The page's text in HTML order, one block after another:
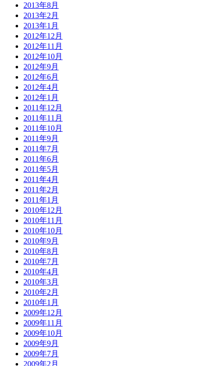
2013年8月
2013年2月
2013年1月
2012年12月
2012年11月
2012年10月
2012年9月
2012年6月
2012年4月
2012年1月
2011年12月
2011年11月
2011年10月
2011年9月
2011年7月
2011年6月
2011年5月
2011年4月
2011年2月
2011年1月
2010年12月
2010年11月
2010年10月
2010年9月
2010年8月
2010年7月
2010年4月
2010年3月
2010年2月
2010年1月
2009年12月
2009年11月
2009年10月
2009年9月
2009年7月
2009年2月